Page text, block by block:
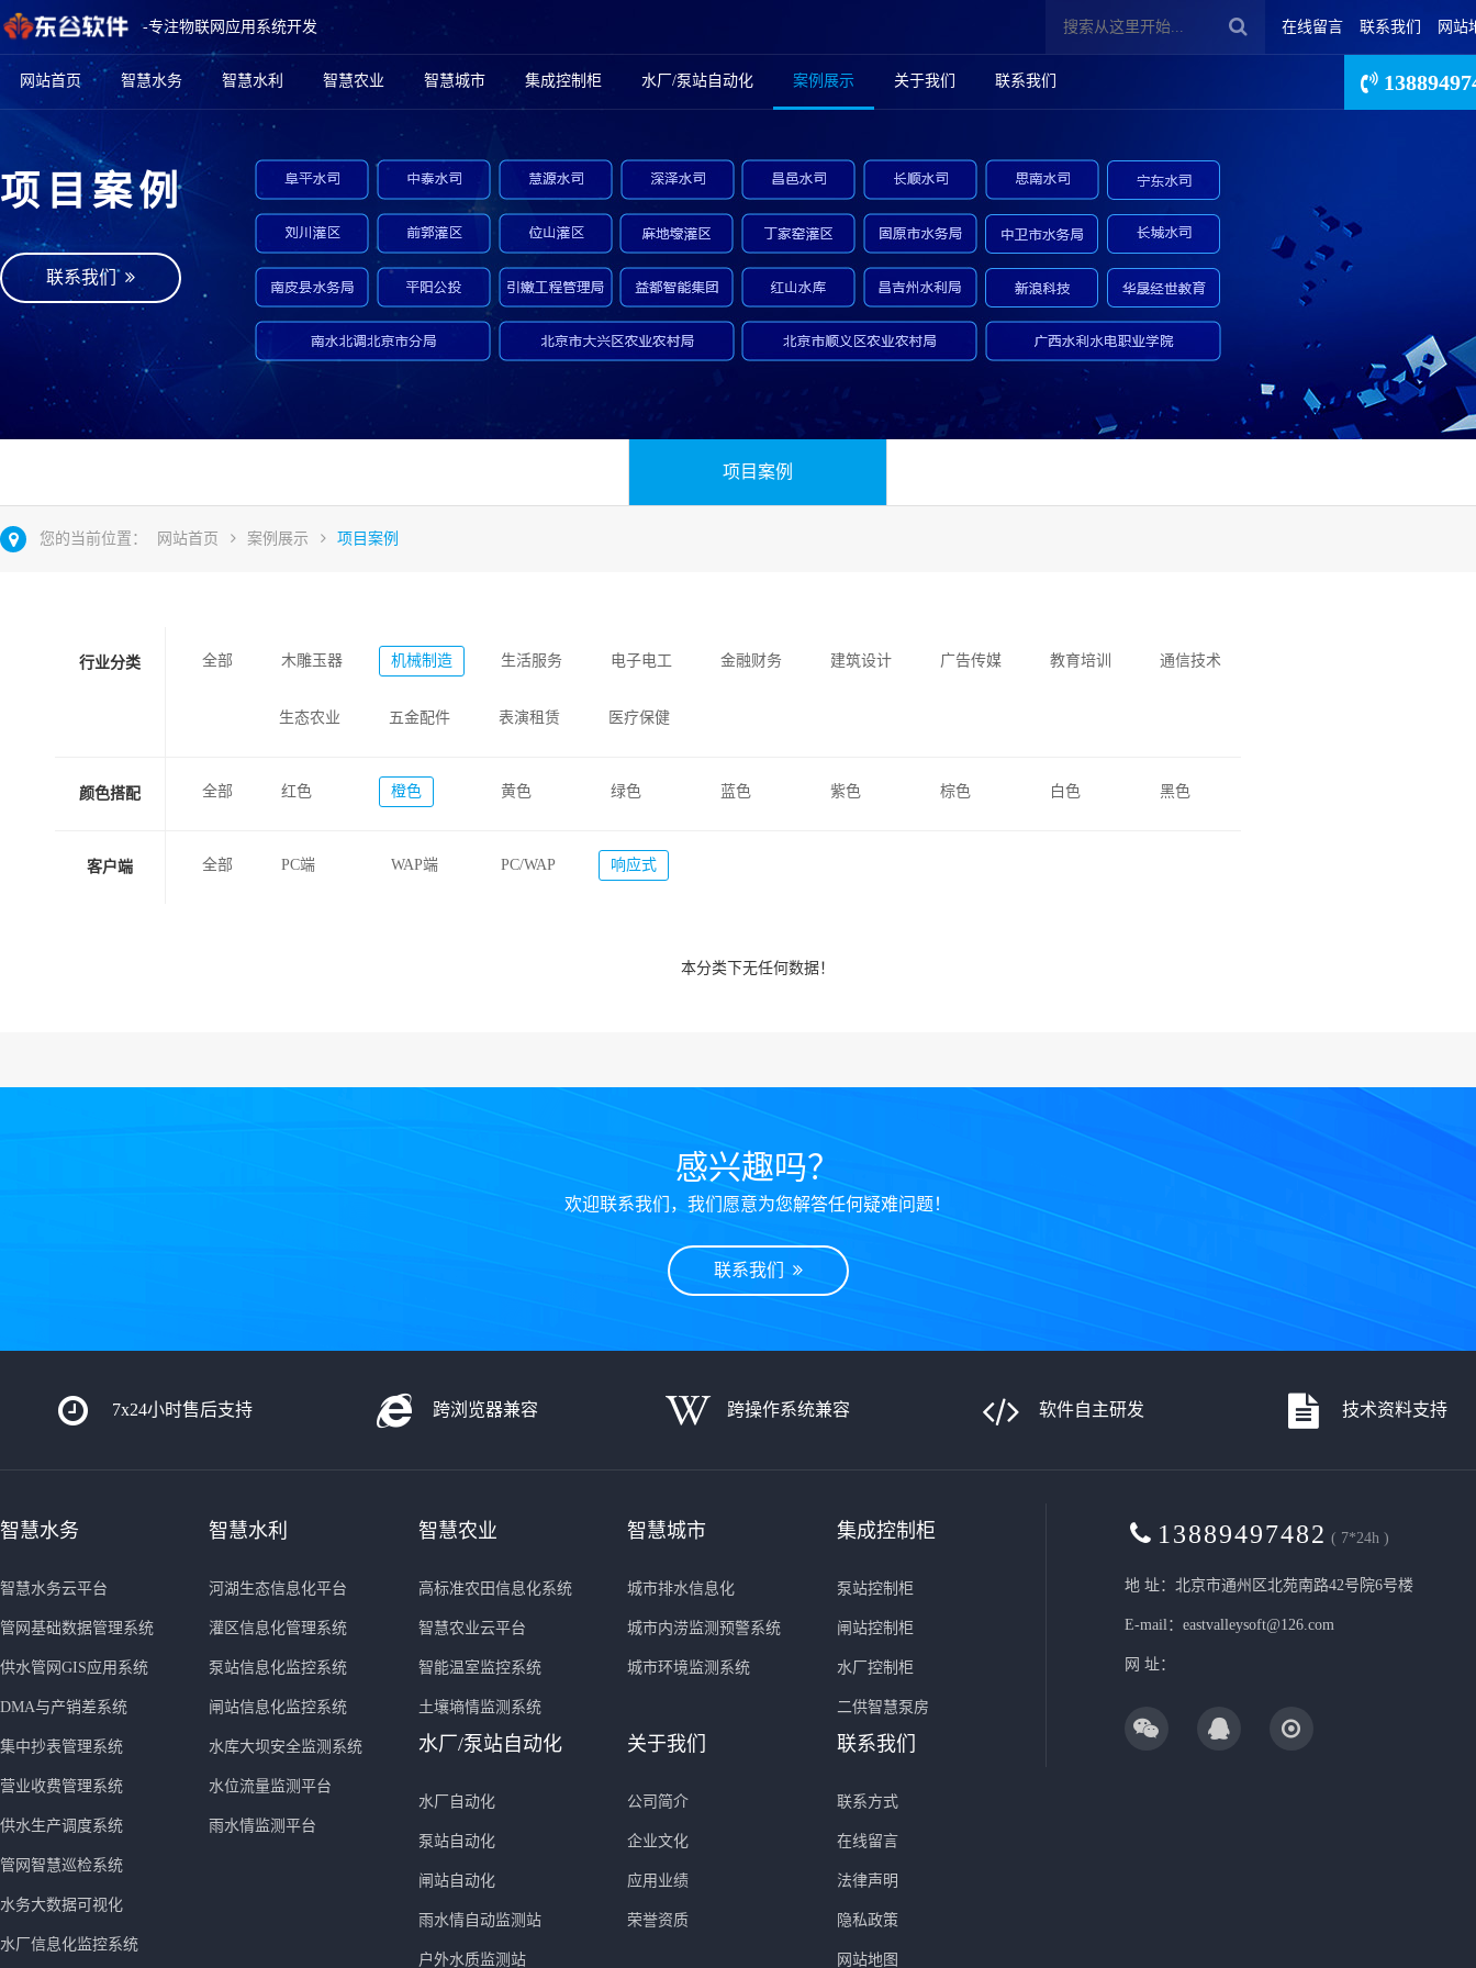
-专注物联网应用系统开发 在线留言 联系我们 网站
网站首页 智慧水务 智慧水利 智慧农业 智慧城市 集成控制柜 水厂/泵站自动化 案例展示 关于我们 联系我们
项目案例
联系我们
项目案例
您的当前位置： 网站首页 案例展示 项目案例
行业分类 全部 木雕玉器 机械制造 生活服务 电子电工 金融财务 建筑设计 广告传媒 教育培训 通信技术
生态农业 五金配件 表演租赁 医疗保健
颜色搭配 全部 红色 橙色 黄色 绿色 蓝色 紫色 棕色 白色 黑色
客户端 全部 PC端 WAP端 PC/WAP 响应式
本分类下无任何数据！
感兴趣吗？
欢迎联系我们，我们愿意为您解答任何疑难问题！
联系我们
7x24小时售后支持 跨浏览器兼容 跨操作系统兼容 软件自主研发 技术资料支持
智慧水务
智慧水务云平台
管网基础数据管理系统
供水管网GIS应用系统
DMA与产销差系统
集中抄表管理系统
营业收费管理系统
供水生产调度系统
管网智慧巡检系统
水务大数据可视化
水厂信息化监控系统
智慧水利
河湖生态信息化平台
灌区信息化管理系统
泵站信息化监控系统
闸站信息化监控系统
水库大坝安全监测系统
水位流量监测平台
雨水情监测平台
智慧农业
高标准农田信息化系统
智慧农业云平台
智能温室监控系统
土壤墒情监测系统
智慧城市
城市排水信息化
城市内涝监测预警系统
城市环境监测系统
集成控制柜
泵站控制柜
闸站控制柜
水厂控制柜
二供智慧泵房
水厂/泵站自动化
水厂自动化
泵站自动化
闸站自动化
雨水情自动监测站
户外水质监测站
关于我们
公司简介
企业文化
应用业绩
荣誉资质
联系我们
联系方式
在线留言
法律声明
隐私政策
网站地图
13889497482 ( 7*24h )
地 址：北京市通州区北苑南路42号院6号楼
E-mail：eastvalleysoft@126.com
网 址：